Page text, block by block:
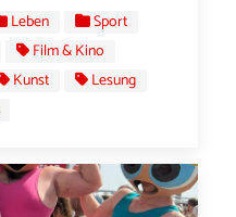
Leben
Sport
Film & Kino
Kunst
Lesung